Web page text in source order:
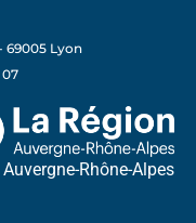
69005 Lyon
07
Rhône-Alpes